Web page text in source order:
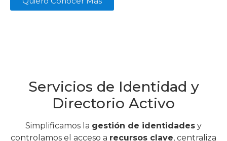
Servicios de Identidad y
Directorio Activo
Simplificamos la gestión de identidades y
controlamos el acceso a recursos clave, centraliza